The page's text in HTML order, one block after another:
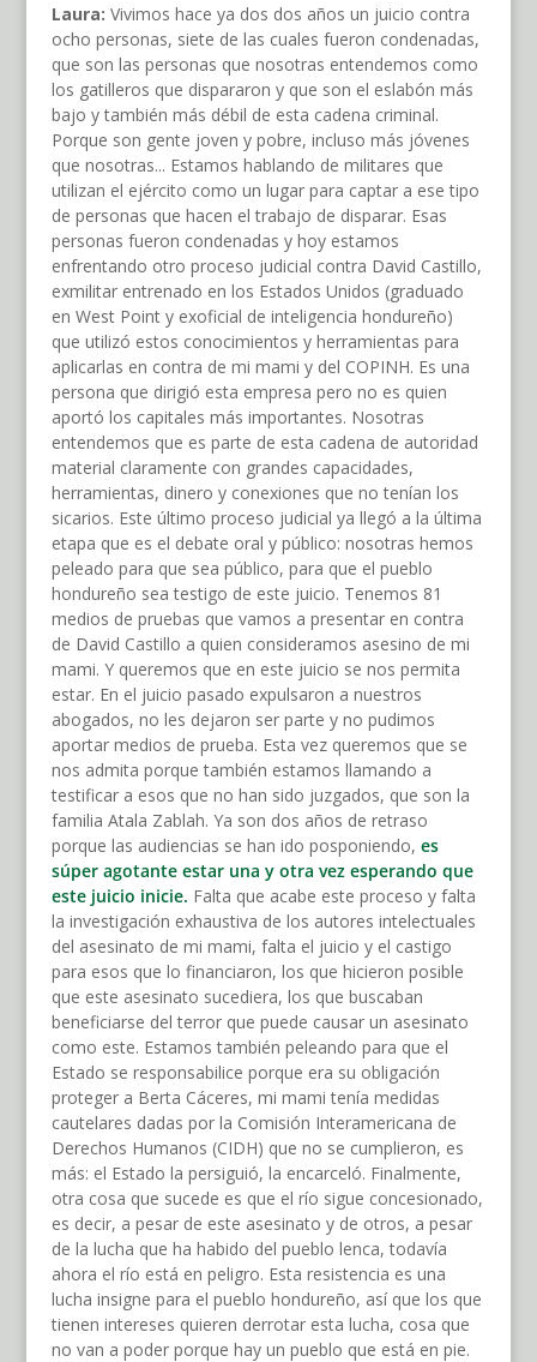
Laura: Vivimos hace ya dos dos años un juicio contra
ocho personas, siete de las cuales fueron condenadas,
que son las personas que nosotras entendemos como
los gatilleros que dispararon y que son el eslabón más
bajo y también más débil de esta cadena criminal.
Porque son gente joven y pobre, incluso más jóvenes
que nosotras... Estamos hablando de militares que
utilizan el ejército como un lugar para captar a ese tipo
de personas que hacen el trabajo de disparar. Esas
personas fueron condenadas y hoy estamos
enfrentando otro proceso judicial contra David Castillo,
exmilitar entrenado en los Estados Unidos (graduado
en West Point y exoficial de inteligencia hondureño)
que utilizó estos conocimientos y herramientas para
aplicarlas en contra de mi mami y del COPINH. Es una
persona que dirigió esta empresa pero no es quien
aportó los capitales más importantes. Nosotras
entendemos que es parte de esta cadena de autoridad
material claramente con grandes capacidades,
herramientas, dinero y conexiones que no tenían los
sicarios. Este último proceso judicial ya llegó a la última
etapa que es el debate oral y público: nosotras hemos
peleado para que sea público, para que el pueblo
hondureño sea testigo de este juicio. Tenemos 81
medios de pruebas que vamos a presentar en contra
de David Castillo a quien consideramos asesino de mi
mami. Y queremos que en este juicio se nos permita
estar. En el juicio pasado expulsaron a nuestros
abogados, no les dejaron ser parte y no pudimos
aportar medios de prueba. Esta vez queremos que se
nos admita porque también estamos llamando a
testificar a esos que no han sido juzgados, que son la
familia Atala Zablah. Ya son dos años de retraso
porque las audiencias se han ido posponiendo, es
súper agotante estar una y otra vez esperando que
este juicio inicie. Falta que acabe este proceso y falta
la investigación exhaustiva de los autores intelectuales
del asesinato de mi mami, falta el juicio y el castigo
para esos que lo financiaron, los que hicieron posible
que este asesinato sucediera, los que buscaban
beneficiarse del terror que puede causar un asesinato
como este. Estamos también peleando para que el
Estado se responsabilice porque era su obligación
proteger a Berta Cáceres, mi mami tenía medidas
cautelares dadas por la Comisión Interamericana de
Derechos Humanos (CIDH) que no se cumplieron, es
más: el Estado la persiguió, la encarceló. Finalmente,
otra cosa que sucede es que el río sigue concesionado,
es decir, a pesar de este asesinato y de otros, a pesar
de la lucha que ha habido del pueblo lenca, todavía
ahora el río está en peligro. Esta resistencia es una
lucha insigne para el pueblo hondureño, así que los que
tienen intereses quieren derrotar esta lucha, cosa que
no van a poder porque hay un pueblo que está en pie.